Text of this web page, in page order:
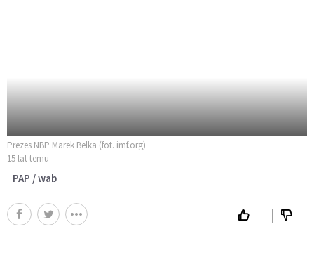
Prezes NBP Marek Belka (fot. imf.org)
15 lat temu
PAP / wab